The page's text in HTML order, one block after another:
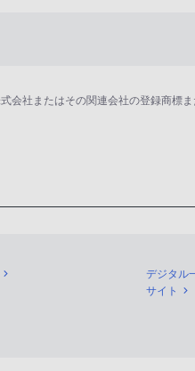
社またはその関連会社の登録商標
デジタル
サイト